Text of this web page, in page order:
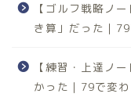
【ゴルフ戦略ノ
き算」だった｜
【練習・上達ノ
かった｜79で変